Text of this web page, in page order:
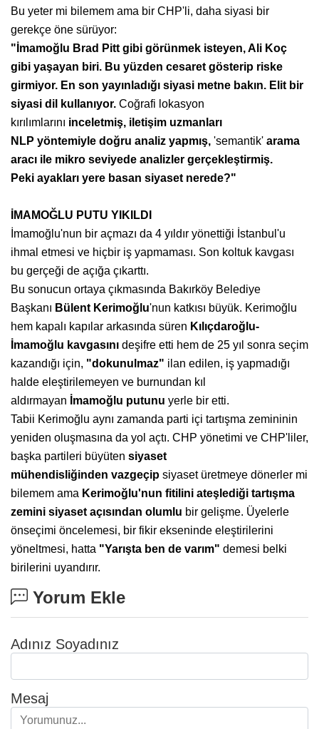
Bu yeter mi bilemem ama bir CHP'li, daha siyasi bir
gerekçe öne sürüyor:
"İmamoğlu Brad Pitt gibi görünmek isteyen, Ali Koç
gibi yaşayan biri. Bu yüzden cesaret gösterip riske
girmiyor. En son yayınladığı siyasi metne bakın. Elit bir
siyasi dil
kullanıyor. Coğrafi lokasyon
kırılımlarını inceletmiş, iletişim uzmanları
NLP yöntemiyle doğru analiz yapmış, 'semantik' arama
aracı ile mikro seviyede analizler gerçekleştirmiş.
Peki ayakları yere basan siyaset nerede?"
İMAMOĞLU PUTU YIKILDI
İmamoğlu'nun bir açmazı da 4 yıldır yönettiği İstanbul'u
ihmal etmesi ve hiçbir iş yapmaması. Son koltuk kavgası
bu gerçeği de açığa çıkarttı.
Bu sonucun ortaya çıkmasında Bakırköy Belediye
Başkanı Bülent Kerimoğlu'nun katkısı büyük. Kerimoğlu
hem kapalı kapılar arkasında süren Kılıçdaroğlu-
İmamoğlu kavgasını deşifre etti hem de 25 yıl sonra seçim
kazandığı için, "dokunulmaz" ilan edilen, iş yapmadığı
halde eleştirilemeyen ve burnundan kıl
aldırmayan İmamoğlu putunu yerle bir etti.
Tabii Kerimoğlu aynı zamanda parti içi tartışma zemininin
yeniden oluşmasına da yol açtı. CHP yönetimi ve CHP'liler,
başka partileri büyüten siyaset
mühendisliğinden vazgeçip siyaset üretmeye dönerler mi
bilemem ama Kerimoğlu'nun fitilini ateşlediği tartışma
zemini siyaset açısından olumlu bir gelişme. Üyelerle
önseçimi öncelemesi, bir fikir ekseninde eleştirilerini
yöneltmesi, hatta "Yarışta ben de varım" demesi belki
birilerini uyandırır.
Yorum Ekle
Adınız Soyadınız
Mesaj